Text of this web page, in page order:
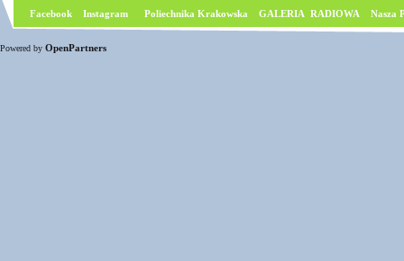
Facebook Instagram Poliechnika Krakowska GALERIA RADIOWA Nasza
Powered by OpenPartners